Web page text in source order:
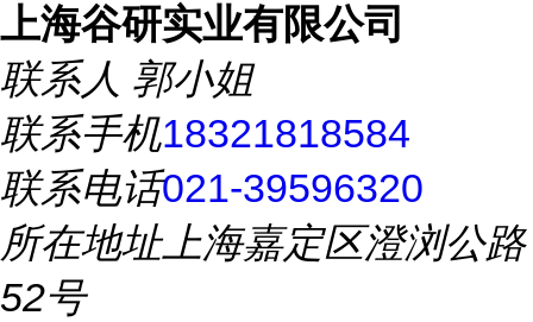
上海谷研实业有限公司
联系人 郭小姐
联系手机18321818584
联系电话021-39596320
所在地址上海嘉定区澄浏公路
52号